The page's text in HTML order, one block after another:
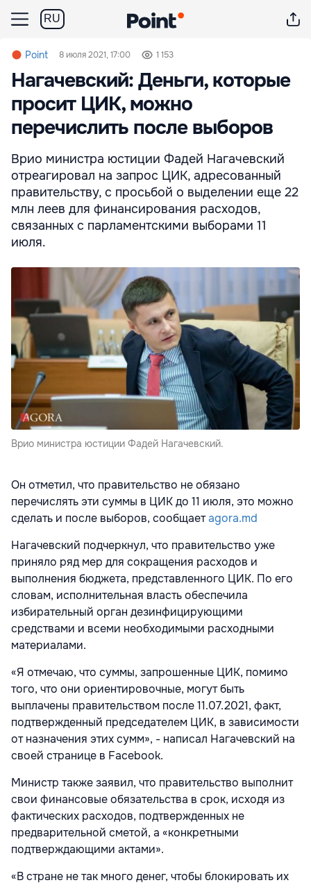
RU
Point 8 июля 2021, 17:00 1 153
Нагачевский: Деньги, которые
просит ЦИК, можно
перечислить после выборов
Врио министра юстиции Фадей Нагачевский
отреагировал на запрос ЦИК, адресованный
правительству, с просьбой о выделении еще 22
млн леев для финансирования расходов,
связанных с парламентскими выборами 11
июля.
Врио министра юстиции Фадей Нагачевский.
Он отметил, что правительство не обязано
перечислять эти суммы в ЦИК до 11 июля, это можно
сделать и после выборов, сообщаетagora.md
Нагачевский подчеркнул, что правительство уже
приняло ряд мер для сокращения расходов и
выполнения бюджета, представленного ЦИК. По его
словам, исполнительная власть обеспечила
избирательный орган дезинфицирующими
средствами и всеми необходимыми расходными
материалами.
«Я отмечаю, что суммы, запрошенные ЦИК, помимо
того, что они ориентировочные, могут быть
выплачены правительством после 11.07.2021, факт,
подтвержденный председателем ЦИК, в зависимости
от назначения этих сумм», - написал Нагачевский на
своей странице в Facebook.
Министр также заявил, что правительство выполнит
свои финансовые обязательства в срок, исходя из
фактических расходов, подтвержденных не
предварительной сметой, а «конкретными
подтверждающими актами».
«В стране не так много денег, чтобы блокировать их